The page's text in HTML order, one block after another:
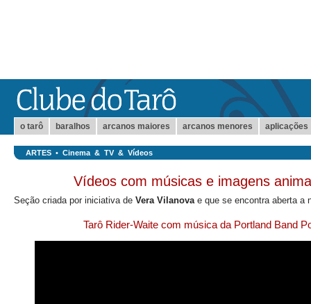
o tarô baralhos arcanos maiores arcanos menores aplicações
ARTES • Cinema & TV & Vídeos
Vídeos com músicas e imagens
Seção criada por iniciativa de Vera Vilanovae que se encontra aberta a
Tarô Rider-Waite com música da Portland Band